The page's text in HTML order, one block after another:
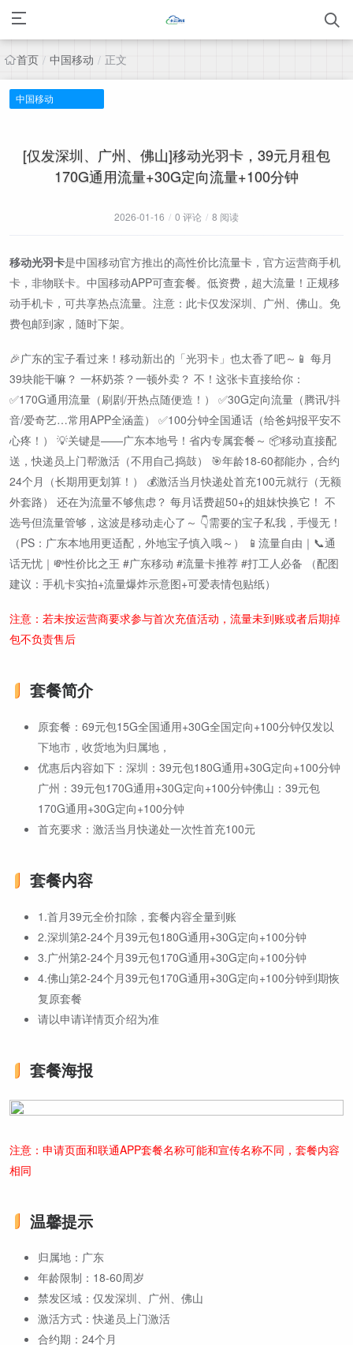
首页 / 中国移动 / 正文
中国移动
[仅发深圳、广州、佛山]移动光羽卡，39元月租包
170G通用流量+30G定向流量+100分钟
2026-01-16 / 0 评论 / 8 阅读
移动光羽卡是中国移动官方推出的高性价比流量卡，官方运营商手机
卡，非物联卡。中国移动APP可查套餐。低资费，超大流量！正规移
动手机卡，可共享热点流量。注意：此卡仅发深圳、广州、佛山。免
费包邮到家，随时下架。
🎉广东的宝子看过来！移动新出的「光羽卡」也太香了吧～📱 每月
39块能干嘛？ 一杯奶茶？一顿外卖？ 不！这张卡直接给你：
✅170G通用流量（刷剧/开热点随便造！） ✅30G定向流量（腾讯/抖
音/爱奇艺…常用APP全涵盖） ✅100分钟全国通话（给爸妈报平安不
心疼！） 💡关键是——广东本地号！省内专属套餐～ 📦移动直接配
送，快递员上门帮激活（不用自己捣鼓） 🎯年龄18-60都能办，合约
24个月（长期用更划算！） 💰激活当月快递处首充100元就行（无额
外套路） 还在为流量不够焦虑？ 每月话费超50+的姐妹快换它！ 不
选号但流量管够，这波是移动走心了～ 👇需要的宝子私我，手慢无！
（PS：广东本地用更适配，外地宝子慎入哦～） 📱流量自由｜📞通
话无忧｜💸性价比之王 #广东移动 #流量卡推荐 #打工人必备 （配图
建议：手机卡实拍+流量爆炸示意图+可爱表情包贴纸）
注意：若未按运营商要求参与首次充值活动，流量未到账或者后期掉
包不负责售后
套餐简介
原套餐：69元包15G全国通用+30G全国定向+100分钟仅发以
下地市，收货地为归属地，
优惠后内容如下：深圳：39元包180G通用+30G定向+100分钟
广州：39元包170G通用+30G定向+100分钟佛山：39元包
170G通用+30G定向+100分钟
首充要求：激活当月快递处一次性首充100元
套餐内容
1.首月39元全价扣除，套餐内容全量到账
2.深圳第2-24个月39元包180G通用+30G定向+100分钟
3.广州第2-24个月39元包170G通用+30G定向+100分钟
4.佛山第2-24个月39元包170G通用+30G定向+100分钟到期恢
复原套餐
请以申请详情页介绍为准
套餐海报
注意：申请页面和联通APP套餐名称可能和宣传名称不同，套餐内容
相同
温馨提示
归属地：广东
年龄限制：18-60周岁
禁发区域：仅发深圳、广州、佛山
激活方式：快递员上门激活
合约期：24个月